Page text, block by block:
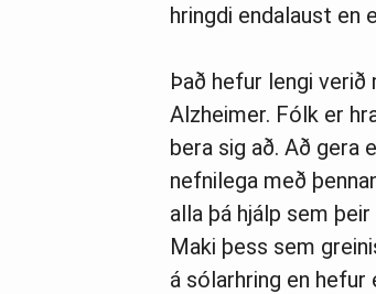
hringdi endalaust en
Það hefur lengi verið
Alzheimer. Fólk er
bera sig að. Að gera
nefnilega með
alla þá hjálp sem
Maki þess sem
á sólarhring en